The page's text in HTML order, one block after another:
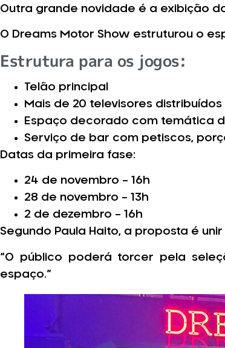
Outra grande novidade é a exibição
O Dreams Motor Show estruturou o
Estrutura para os jogos:
Telão principal
Mais de 20 televisores
Espaço decorado com temática
Serviço de bar com petiscos,
Datas da primeira fase:
24 de novembro – 16h
28 de novembro – 13h
2 de dezembro – 16h
Segundo Paula Haito, a proposta é
“O público poderá torcer pela
espaço.”